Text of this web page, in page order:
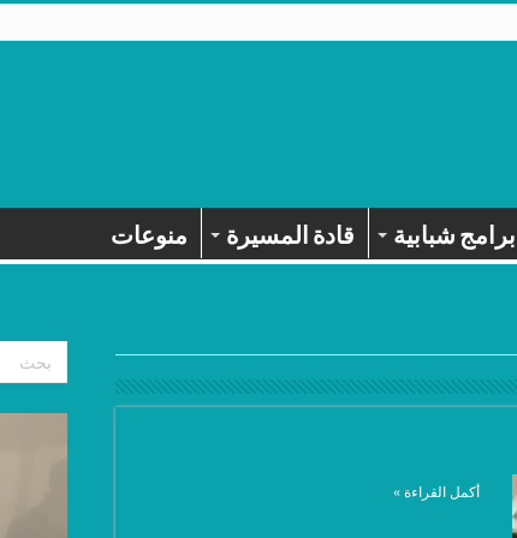
برامج شبابية قادة المسيرة منوعات
أكمل القراءة »